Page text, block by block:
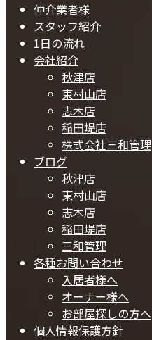
仲介業者様
スタッフ紹介
1日の流れ
会社紹介
秋津店
東村山店
志木店
稲田堤店
株式会社三和管理
ブログ
秋津店
東村山店
志木店
稲田堤店
三和管理
各種お問い合わせ
入居者様へ
オーナー様へ
お部屋探しの方へ
個人情報保護方針